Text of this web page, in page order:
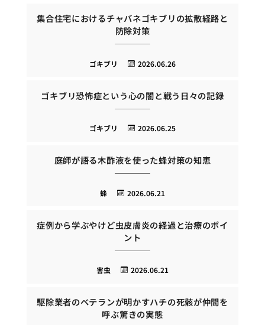
集合住宅におけるチャバネゴキブリの拡散経路と
防除対策
2026.06.26
ゴキブリ
ゴキブリ恐怖症という心の闇と戦う日々の記録
2026.06.25
ゴキブリ
庭師が語る木酢液を使った蜂対策の知恵
2026.06.21
蜂
症例から学ぶやけど虫皮膚炎の経過と治療のポイ
ント
2026.06.21
害虫
駆除業者のベテランが明かすハチの死骸が仲間を
呼ぶ驚きの実態